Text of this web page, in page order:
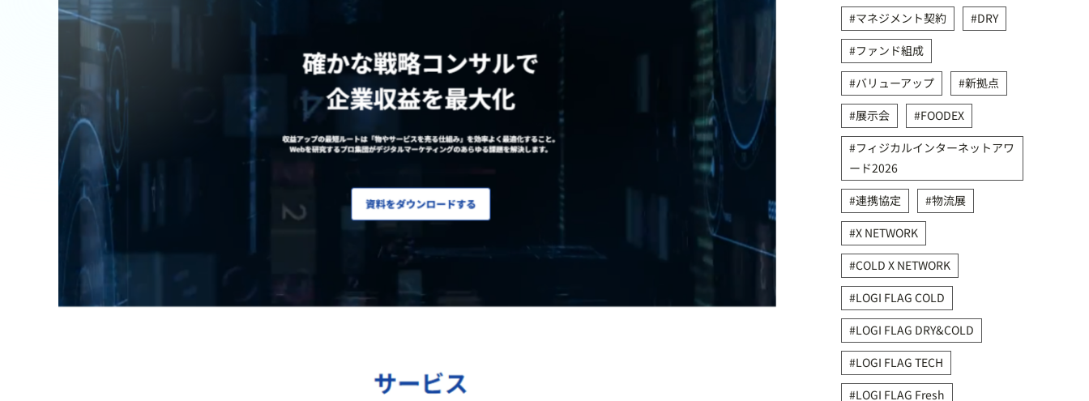
マネジメント契約
DRY
ファンド組成
バリューアップ
新拠点
展示会
FOODEX
フィジカルインターネットアワ
ード2026
連携協定
物流展
X NETWORK
COLD X NETWORK
LOGI FLAG COLD
LOGI FLAG DRY&COLD
LOGI FLAG TECH
LOGI FLAG Fresh